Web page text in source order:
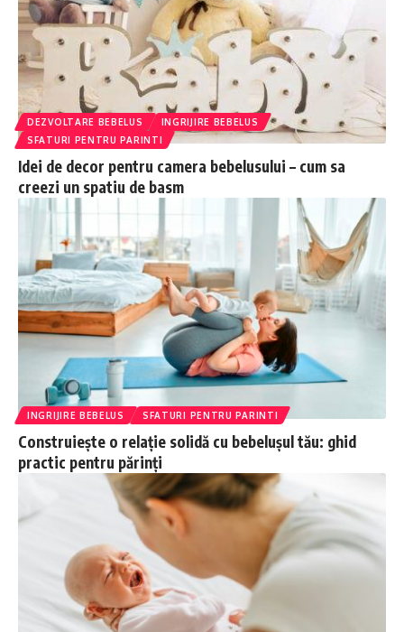
DEZVOLTARE BEBELUS
INGRIJIRE BEBELUS
SFATURI PENTRU PARINTI
Idei de decor pentru camera bebelusului – cum sa
creezi un spatiu de basm
INGRIJIRE BEBELUS SFATURI PENTRU PARINTI
Construiește o relație solidă cu bebelușul tău: ghid
practic pentru părinți